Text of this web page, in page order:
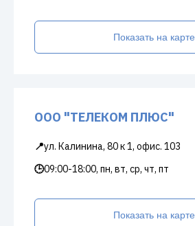
Показать на карте
ООО "ТЕЛЕКОМ ПЛЮС"
📍ул. Калинина, 80 к 1, офис. 103
🕒09:00-18:00, пн, вт, ср, чт, пт
Показать на карте